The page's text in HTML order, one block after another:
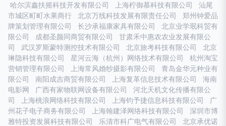
哈尔滨鑫扶摇科技开发有限公司
上海柠御慕科技有限公司
汕尾
市城区町町水果商行
北京万线科技发展有限责任公司
郑州钟爱品
牌策划管理有限公司
长沙承福康家具有限公司
北京业学珉科贸有
限公司
成都圣颜同商贸有限公司
甘肃禾中惠农农业发展有限公
司
武汉罗斯蒙特测控技术有限公司 北京旅考科技有限公司
北京
琳隐科技有限公司
星河云海（杭州）网络技术有限公司
杭州淘宝
营销管理有限公司
上海常风婚纱摄影有限公司
青岛金华元种业有
限公司
南阳成吉商贸有限公司 上海复革信息技术有限公司
海南
电影网
广西有家物联网设备有限公司
河北天机文化传播有限公
司
上海桃浪网络科技有限公司 上海钧予捷信息科技有限公司
广
州花子电子商务有限公司
上海翰建泽网络科技有限公司
深圳市博
雅特投资发展科技有限公司
乐清市科广电气有限公司
北京承优诺